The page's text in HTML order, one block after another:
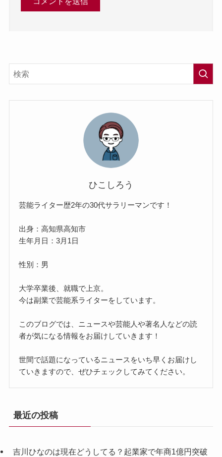
ひこしろう
芸能ライター歴2年の30代サラリーマンです！
出身：高知県高知市
生年月日：3月1日
性別：男
大学卒業後、就職で上京。
今は副業で芸能系ライターをしています。
このブログでは、ニュースや芸能人や著名人などの読
者が気になる情報をお届けしていきます！
世間で話題になっているニュースをいち早くお届けし
ていきますので、ぜひチェックしてみてください。
最近の投稿
吉川ひなのは現在どうしてる？起業家で年商1億円突破